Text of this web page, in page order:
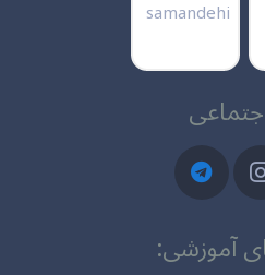
آموزشی: